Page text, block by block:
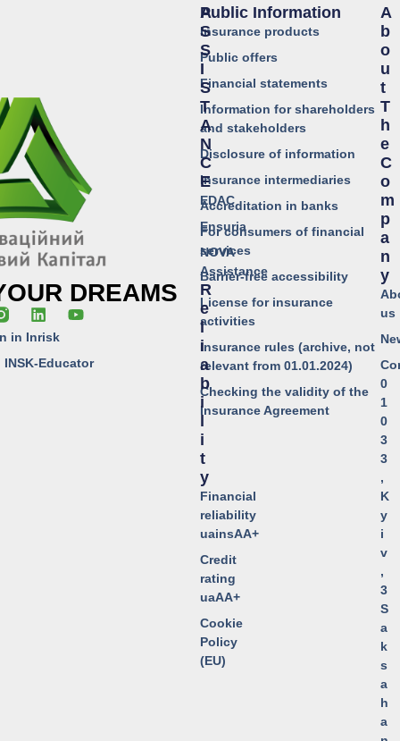
DREAMS
in Inrisk
Educator
Public Information
Insurance products
Public offers
Financial statements
Information for shareholders
and stakeholders
Disclosure of information
Insurance intermediaries
Accreditation in banks
For consumers of financial
services
Barrier-free accessibility
License for insurance
activities
Insurance rules (archive, not
relevant from 01.01.2024)
Checking the validity of the
Insurance Agreement
A
S
S
I
S
T
A
N
C
E
EDAC
Ensuria
NOVA
Assistance
R
E
L
I
A
B
I
I
T
Y
Financial
reliability
uainsAA+
Credit
rating
uaAA+
Cookie
Policy
(EU)
A
B
O
U
T
T
H
E
C
O
M
P
A
N
Y
us
0
1
0
3
3
,
K
y
i
v
,
3
S
a
k
s
a
h
a